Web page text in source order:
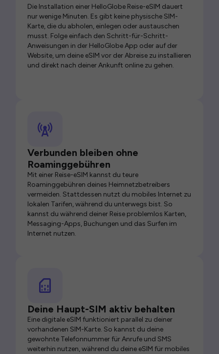
Die Installation einer HelloGlobe Reise-eSIM dauert
nur wenige Minuten. Es gibt keine physische SIM-
Karte, die du abholen, einlegen oder austauschen
musst. Folge einfach den Schritt-für-Schritt-
Anweisungen in der HelloGlobe App oder auf der
Website, um deine eSIM vor der Abreise zu installieren
und direkt nach deiner Ankunft online zu gehen.
Verbunden bleiben ohne
Roaminggebühren
Mit einer Reise-eSIM kannst du teure
Roaminggebühren deines Heimnetzbetreibers
vermeiden. Stattdessen nutzt du mobiles Internet zu
lokalen Tarifen, während du unterwegs bist. So
kannst du während deiner Reise problemlos Karten,
Messaging-Apps, Buchungen und das Surfen im
Internet nutzen.
Deine Haupt-SIM aktiv behalten
Eine digitale eSIM funktioniert parallel zu deiner
vorhandenen SIM-Karte. So kannst du deine
gewohnte Telefonnummer für Anrufe und SMS
weiterhin nutzen, während du deine eSIM für mobiles